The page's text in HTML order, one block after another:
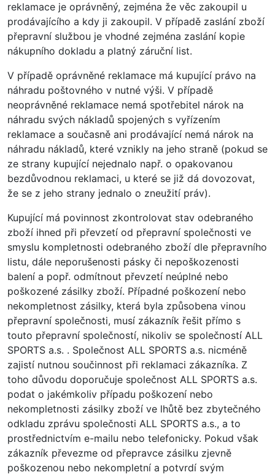
reklamace je oprávněný, zejména že věc zakoupil u
prodávajícího a kdy ji zakoupil. V případě zaslání zboží
přepravní službou je vhodné zejména zaslání kopie
nákupního dokladu a platný záruční list.
V případě oprávněné reklamace má kupující právo na
náhradu poštovného v nutné výši. V případě
neoprávněné reklamace nemá spotřebitel nárok na
náhradu svých nákladů spojených s vyřízením
reklamace a současně ani prodávající nemá nárok na
náhradu nákladů, které vznikly na jeho straně (pokud se
ze strany kupující nejednalo např. o opakovanou
bezdůvodnou reklamaci, u které se již dá dovozovat,
že se z jeho strany jednalo o zneužití práv).
Kupující má povinnost zkontrolovat stav odebraného
zboží ihned při převzetí od přepravní společnosti ve
smyslu kompletnosti odebraného zboží dle přepravního
listu, dále neporušenosti pásky či nepoškozenosti
balení a popř. odmítnout převzetí neúplné nebo
poškozené zásilky zboží. Případné poškození nebo
nekompletnost zásilky, která byla způsobena vinou
přepravní společnosti, musí zákazník řešit přímo s
touto přepravní společností, nikoliv se společností ALL
SPORTS a.s. . Společnost ALL SPORTS a.s. nicméně
zajistí nutnou součinnost při reklamaci zákazníka. Z
toho důvodu doporučuje společnost ALL SPORTS a.s.
podat o jakémkoliv případu poškození nebo
nekompletnosti zásilky zboží ve lhůtě bez zbytečného
odkladu zprávu společnosti ALL SPORTS a.s., a to
prostřednictvím e-mailu nebo telefonicky. Pokud však
zákazník převezme od přepravce zásilku zjevně
poškozenou nebo nekompletní a potvrdí svým